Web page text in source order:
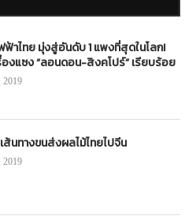
ฟ้าไทย มุ่งสู่อันดับ 1 แพงที่สุดในโลก!
องแซง “ลอนดอน-สิงคโปร์” เรียบร้อย
2019
ส้นทางขนส่งผลไม้ไทยไปจีน
2019